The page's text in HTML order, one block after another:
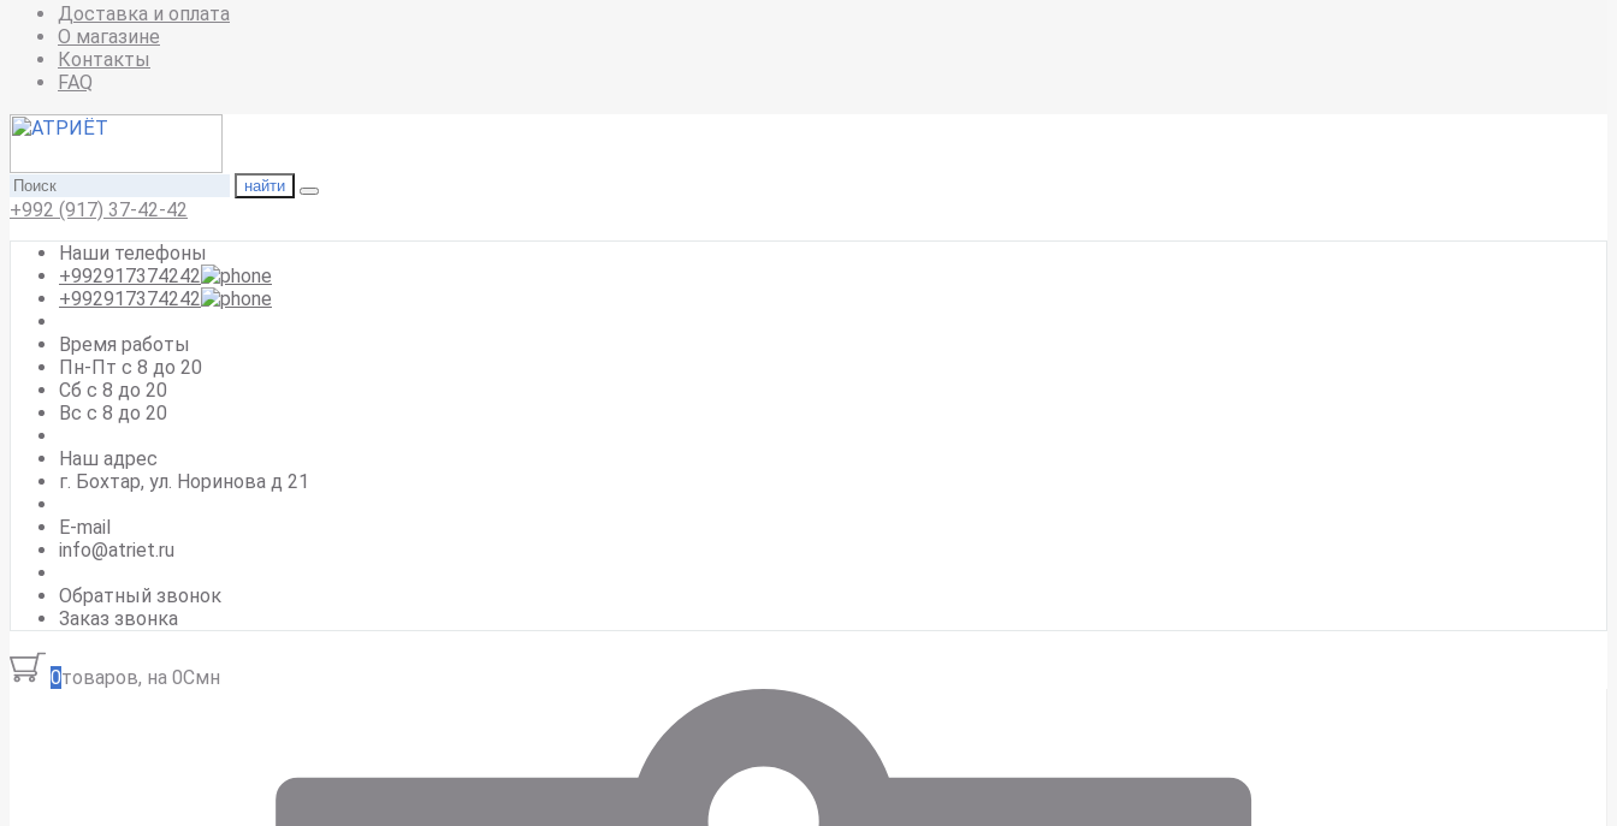
Доставка и оплата
О магазине
Контакты
FAQ
найти
+992 (917) 37-42-42
Наши телефоны
+992917374242
+992917374242
Время работы
Пн-Пт с 8 до 20
Сб с 8 до 20
Вс c 8 до 20
Наш адрес
г. Бохтар, ул. Норинова д 21
E-mail
info@atriet.ru
Обратный звонок
Заказ звонка
0товаров, на 0Смн